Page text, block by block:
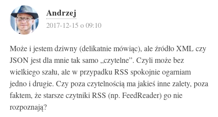
Andrzej
2017-12-15 o 09:10
Może i jestem dziwny (delikatnie mówiąc), ale źródło XML czy
JSON jest dla mnie tak samo „czytelne”. Czyli może bez
wielkiego szału, ale w przypadku RSS spokojnie ogarniam
jedno i drugie. Czy poza czytelnością ma jakieś inne zalety, poza
faktem, że starsze czytniki RSS (np. FeedReader) go nie
rozpoznają?